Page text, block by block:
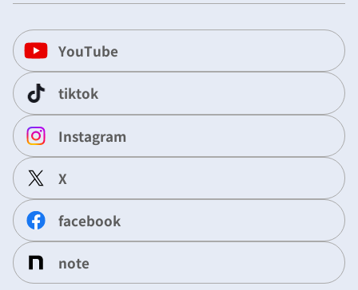
YouTube
tiktok
Instagram
X
facebook
note